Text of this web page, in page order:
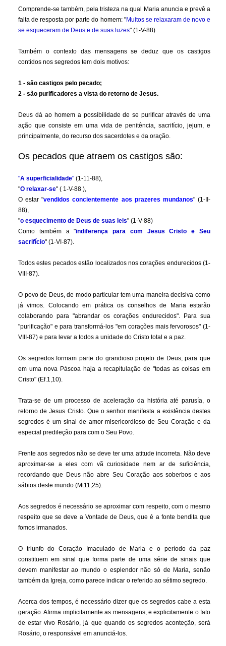
Comprende-se também, pela tristeza na qual Maria anuncia e prevê a
falta de resposta por parte do homem: "Muitos se relaxaram de novo e
se esqueceram de Deus e de suas luzes" (1-V-88).
Também o contexto das mensagens se deduz que os castigos
contidos nos segredos tem dois motivos:
1 - são castigos pelo pecado;
2 - são purificadores a vista do retorno de Jesus.
Deus dá ao homem a possibilidade de se purificar através de uma
ação que consiste em uma vida de penitência, sacrifício, jejum, e
principalmente, do recurso dos sacerdotes e da oração.
Os pecados que atraem os castigos são:
"A superficialidade"(1-11-88),
"O relaxar-se" ( 1-V-88 ),
O estar "vendidos concientemente aos prazeres mundanos" (1-II-
88),
"o esquecimento de Deus de suas leis" (1-V-88)
Como também a "indiferença para com Jesus Cristo e Seu
sacrifício" (1-VI-87).
Todos estes pecados estão localizados nos corações endurecidos (1-
VIII-87).
O povo de Deus, de modo particular tem uma maneira decisiva como
já vimos. Colocando em prática os conselhos de Maria estarão
colaborando para "abrandar os corações endurecidos". Para sua
"purificação" e para transformá-los "em corações mais fervorosos" (1-
VIII-87) e para levar a todos a unidade do Cristo total e a paz.
Os segredos formam parte do grandioso projeto de Deus, para que
em uma nova Páscoa haja a recapitulação de "todas as coisas em
Cristo" (Ef.1,10).
Trata-se de um processo de aceleração da história até parusía, o
retorno de Jesus Cristo. Que o senhor manifesta a existência destes
segredos é um sinal de amor misericordioso de Seu Coração e da
especial predileção para com o Seu Povo.
Frente aos segredos não se deve ter uma atitude incorreta. Não deve
aproximar-se a eles com vã curiosidade nem ar de suficiência,
recordando que Deus não abre Seu Coração aos soberbos e aos
sábios deste mundo (Mt11,25).
Aos segredos é necessário se aproximar com respeito, com o mesmo
respeito que se deve a Vontade de Deus, que é a fonte bendita que
fomos irmanados.
O triunfo do Coração Imaculado de Maria e o período da paz
constituem em sinal que forma parte de uma série de sinais que
devem manifestar ao mundo o esplendor não só de Maria, senão
também da Igreja, como parece indicar o referido ao sétimo segredo.
Acerca dos tempos, é necessário dizer que os segredos cabe a esta
geração. Afirma implicitamente as mensagens, e explicitamente o fato
de estar vivo Rosário, já que quando os segredos aconteção, será
Rosário, o responsável em anunciá-los.